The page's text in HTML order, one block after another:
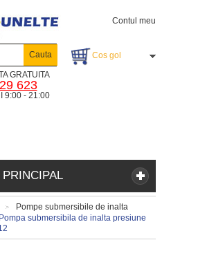
Contul meu
Cos gol
GRATUITA
623
9:00 - 21:00
Cauta
>
Pompe submersibile de inalta
Pompa submersibila de inalta presiune